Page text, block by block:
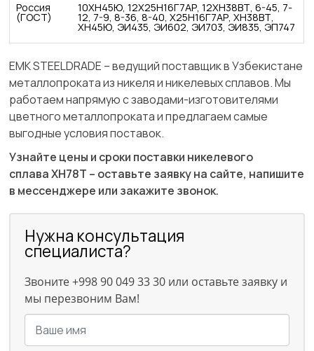
Россия
(ГОСТ)
10ХН45Ю, 12Х25Н16Г7АР, 12ХН38ВТ, 6-45, 7-
12, 7-9, 8-36, 8-40, Х25Н16Г7АР, ХН38ВТ,
ХН45Ю, ЭИ435, ЭИ602, ЭИ703, ЭИ835, ЭП747
ЕМК STEELDRADE – ведущий поставщик в Узбекистане
металлопроката из никеля и никелевых сплавов. Мы
работаем напрямую с заводами-изготовителями
цветного металлопроката и предлагаем самые
выгодные условия поставок.
Узнайте цены и сроки поставки никелевого
сплава ХН78Т – оставьте заявку на сайте, напишите
в мессенджере или закажите звонок.
Нужна консультация
специалиста?
Звоните +998 90 049 33 30 или оставьте заявку и
мы перезвоним Вам!